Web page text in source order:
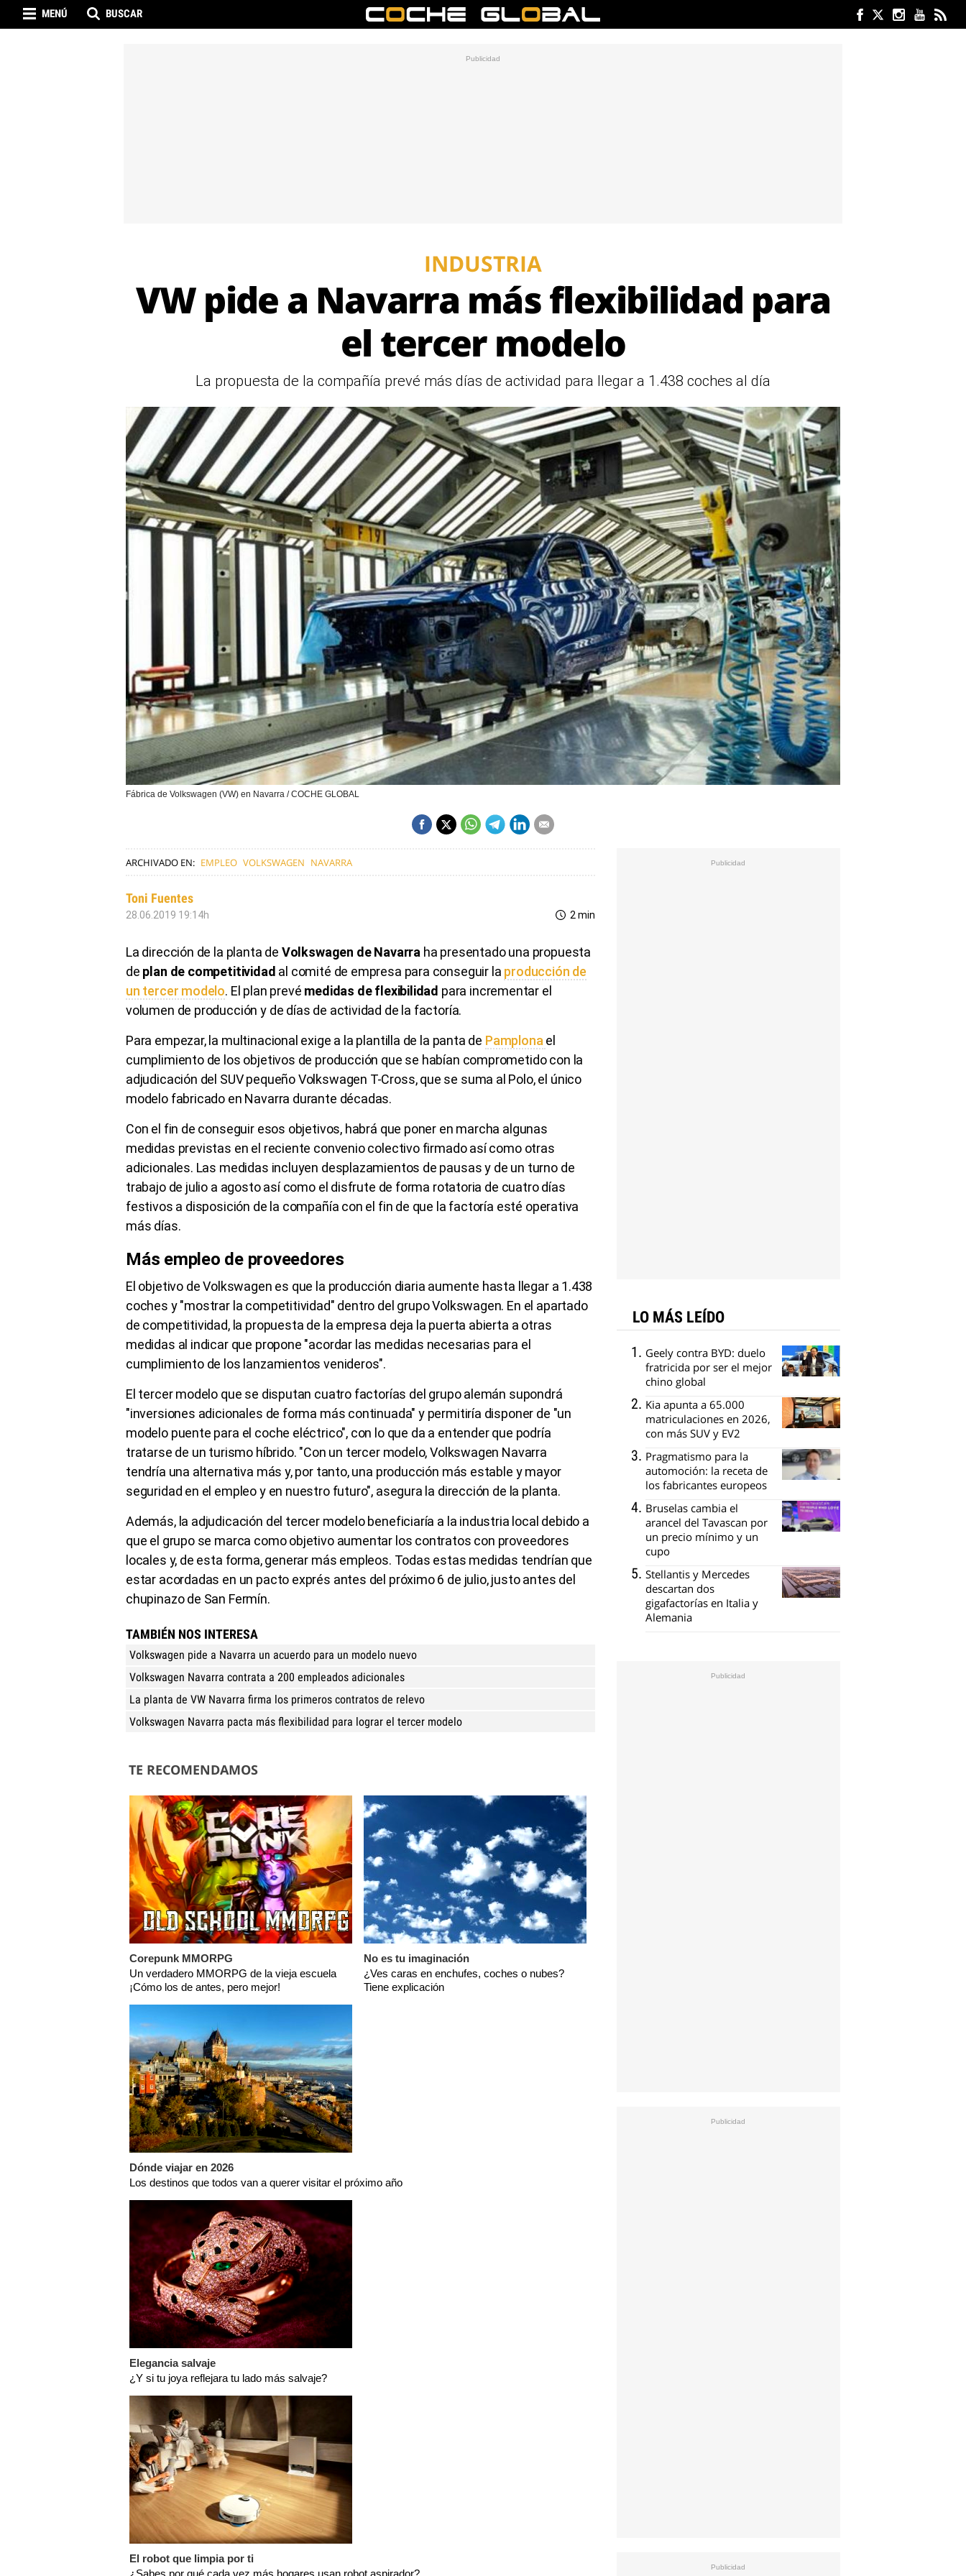
MENÚ BUSCAR
INDUSTRIA
VW pide a Navarra más flexibilidad para
el tercer modelo
La propuesta de la compañía prevé más días de actividad para llegar a 1.438 coches al día
Fábrica de Volkswagen (VW) en Navarra / COCHE GLOBAL
ARCHIVADO EN: EMPLEO VOLKSWAGEN NAVARRA
Toni Fuentes
28.06.2019 19:14h 2 min
La dirección de la planta de Volkswagen de Navarra ha presentado una propuesta
de plan de competitividad al comité de empresa para conseguir la producción de
un tercer modelo. El plan prevé medidas de flexibilidad para incrementar el
volumen de producción y de días de actividad de la factoría.
Para empezar, la multinacional exige a la plantilla de la panta de Pamplona el
cumplimiento de los objetivos de producción que se habían comprometido con la
adjudicación del SUV pequeño Volkswagen T-Cross, que se suma al Polo, el único
modelo fabricado en Navarra durante décadas.
Con el fin de conseguir esos objetivos, habrá que poner en marcha algunas
medidas previstas en el reciente convenio colectivo firmado así como otras
adicionales. Las medidas incluyen desplazamientos de pausas y de un turno de
trabajo de julio a agosto así como el disfrute de forma rotatoria de cuatro días
festivos a disposición de la compañía con el fin de que la factoría esté operativa
más días.
Más empleo de proveedores
El objetivo de Volkswagen es que la producción diaria aumente hasta llegar a 1.438
coches y "mostrar la competitividad" dentro del grupo Volkswagen. En el apartado
de competitividad, la propuesta de la empresa deja la puerta abierta a otras
medidas al indicar que propone "acordar las medidas necesarias para el
cumplimiento de los lanzamientos venideros".
El tercer modelo que se disputan cuatro factorías del grupo alemán supondrá
"inversiones adicionales de forma más continuada" y permitiría disponer de "un
modelo puente para el coche eléctrico", con lo que da a entender que podría
tratarse de un turismo híbrido. "Con un tercer modelo, Volkswagen Navarra
tendría una alternativa más y, por tanto, una producción más estable y mayor
seguridad en el empleo y en nuestro futuro", asegura la dirección de la planta.
Además, la adjudicación del tercer modelo beneficiaría a la industria local debido a
que el grupo se marca como objetivo aumentar los contratos con proveedores
locales y, de esta forma, generar más empleos. Todas estas medidas tendrían que
estar acordadas en un pacto exprés antes del próximo 6 de julio, justo antes del
chupinazo de San Fermín.
TAMBIÉN NOS INTERESA
Volkswagen pide a Navarra un acuerdo para un modelo nuevo
Volkswagen Navarra contrata a 200 empleados adicionales
La planta de VW Navarra firma los primeros contratos de relevo
Volkswagen Navarra pacta más flexibilidad para lograr el tercer modelo
TE RECOMENDAMOS
Corepunk MMORPG
Un verdadero MMORPG de la vieja escuela
¡Cómo los de antes, pero mejor!
No es tu imaginación
¿Ves caras en enchufes, coches o nubes?
Tiene explicación
Dónde viajar en 2026
Los destinos que todos van a querer visitar el próximo año
Elegancia salvaje
¿Y si tu joya reflejara tu lado más salvaje?
El robot que limpia por ti
¿Sabes por qué cada vez más hogares usan robot aspirador?
LO MÁS LEÍDO
Geely contra BYD: duelo
fratricida por ser el mejor
chino global
Kia apunta a 65.000
matriculaciones en 2026,
con más SUV y EV2
Pragmatismo para la
automoción: la receta de
los fabricantes europeos
Bruselas cambia el
arancel del Tavascan por
un precio mínimo y un
cupo
Stellantis y Mercedes
descartan dos
gigafactorías en Italia y
Alemania